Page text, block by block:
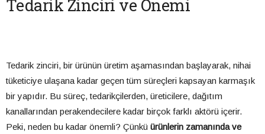
Tedarik Zinciri ve Önemi
Tedarik zinciri, bir ürünün üretim aşamasından başlayarak, nihai
tüketiciye ulaşana kadar geçen tüm süreçleri kapsayan karmaşık
bir yapıdır. Bu süreç, tedarikçilerden, üreticilere, dağıtım
kanallarından perakendecilere kadar birçok farklı aktörü içerir.
Peki, neden bu kadar önemli? Çünkü ürünlerin zamanında ve